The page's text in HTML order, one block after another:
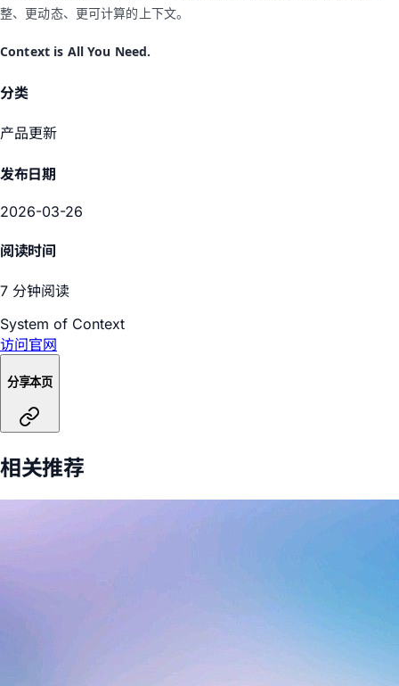
整、更动态、更可计算的上下文。
Context is All You Need.
分类
产品更新
发布日期
2026-03-26
阅读时间
7 分钟阅读
System of Context
访问官网
分享本页
相关推荐